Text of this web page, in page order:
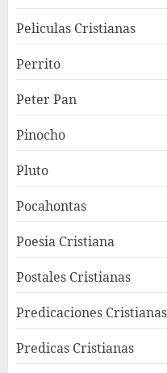
Peliculas Cristianas
Perrito
Peter Pan
Pinocho
Pluto
Pocahontas
Poesia Cristiana
Postales Cristianas
Predicaciones Cristianas
Predicas Cristianas